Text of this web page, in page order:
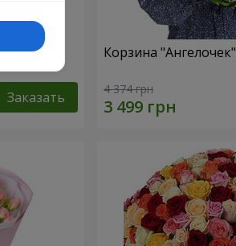
Заказать
Корзина "Ангелочек"
4 374 грн